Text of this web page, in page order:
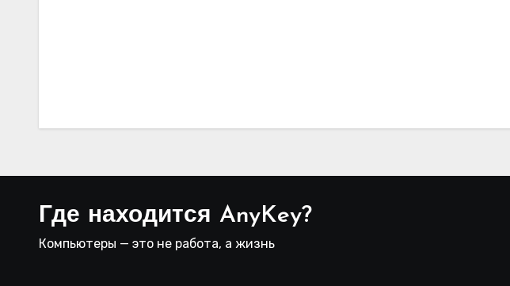
Где находится AnyKey?
Компьютеры — это не работа, а жизнь